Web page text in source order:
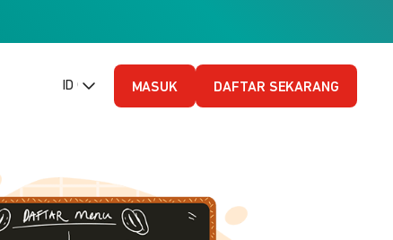
ID (Bahasa Indonesia)
MASUK DAFTAR SEKARANG